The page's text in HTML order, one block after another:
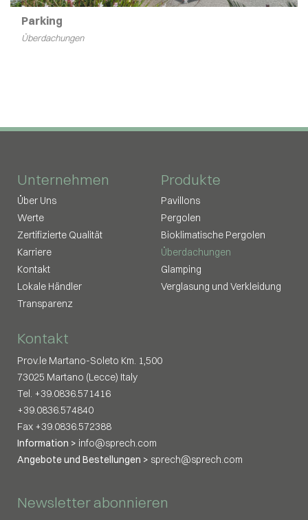
Parking
Überdachungen
Unternehmen
Über Uns
Werte
Zertifizierte Qualität
Karriere
Kontakt
Lokale Händler
Transparenz
Produkte
Pavillons
Pergolen
Bioklimatische Pergolen
Überdachungen
Glamping
Verglasung und Verkleidung
Kontakt
Prov.le Martano-Soleto Km. 1,500
73025 Martano (Lecce) Italy
Tel. +39.0836.571416
+39.0836.574840
Fax +39.0836.572388
Information > info@sprech.com
Angebote und Bestellungen > sprech@sprech.com
Newsletter abonnieren